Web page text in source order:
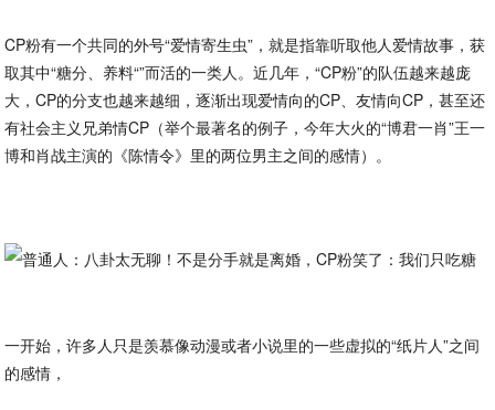
CP粉有一个共同的外号“爱情寄生虫”，就是指靠听取他人爱情故事，获
取其中“糖分、养料“”而活的一类人。近几年，“CP粉”的队伍越来越庞
大，CP的分支也越来越细，逐渐出现爱情向的CP、友情向CP，甚至还
有社会主义兄弟情CP（举个最著名的例子，今年大火的“博君一肖”王一
博和肖战主演的《陈情令》里的两位男主之间的感情）。
一开始，许多人只是羡慕像动漫或者小说里的一些虚拟的“纸片人”之间
的感情，